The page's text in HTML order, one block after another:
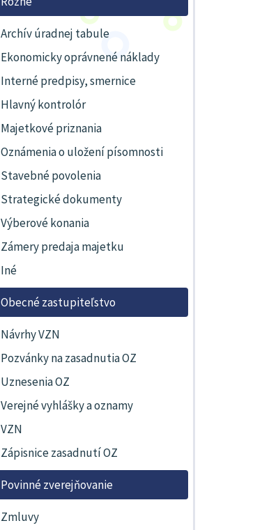
Archív úradnej tabule
Ekonomicky oprávnené náklady
Interné predpisy, smernice
Hlavný kontrolór
Majetkové priznania
Oznámenia o uložení písomnosti
Stavebné povolenia
Strategické dokumenty
Výberové konania
Zámery predaja majetku
Iné
Obecné zastupiteľstvo
Návrhy VZN
Pozvánky na zasadnutia OZ
Uznesenia OZ
Verejné vyhlášky a oznamy
VZN
Zápisnice zasadnutí OZ
Povinné zverejňovanie
Zmluvy